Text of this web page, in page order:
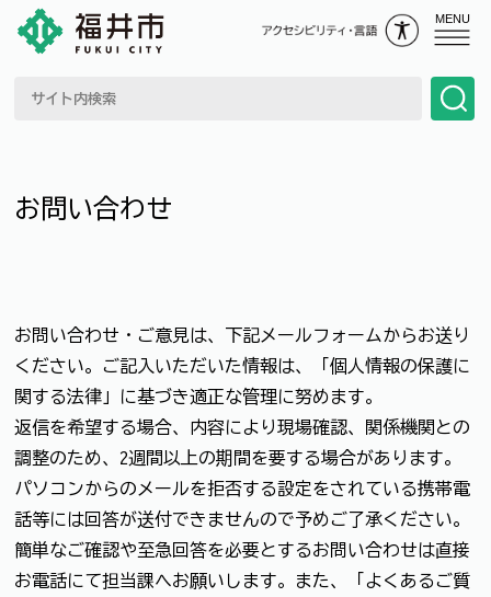
MENU
お問い合わせ
お問い合わせ・ご意見は、下記メールフォームからお送り
ください。ご記入いただいた情報は、「個人情報の保護に
関する法律」に基づき適正な管理に努めます。
返信を希望する場合、内容により現場確認、関係機関との
調整のため、2週間以上の期間を要する場合があります。
パソコンからのメールを拒否する設定をされている携帯電
話等には回答が送付できませんので予めご了承ください。
簡単なご確認や至急回答を必要とするお問い合わせは直接
お電話にて担当課へお願いします。また、「よくあるご質